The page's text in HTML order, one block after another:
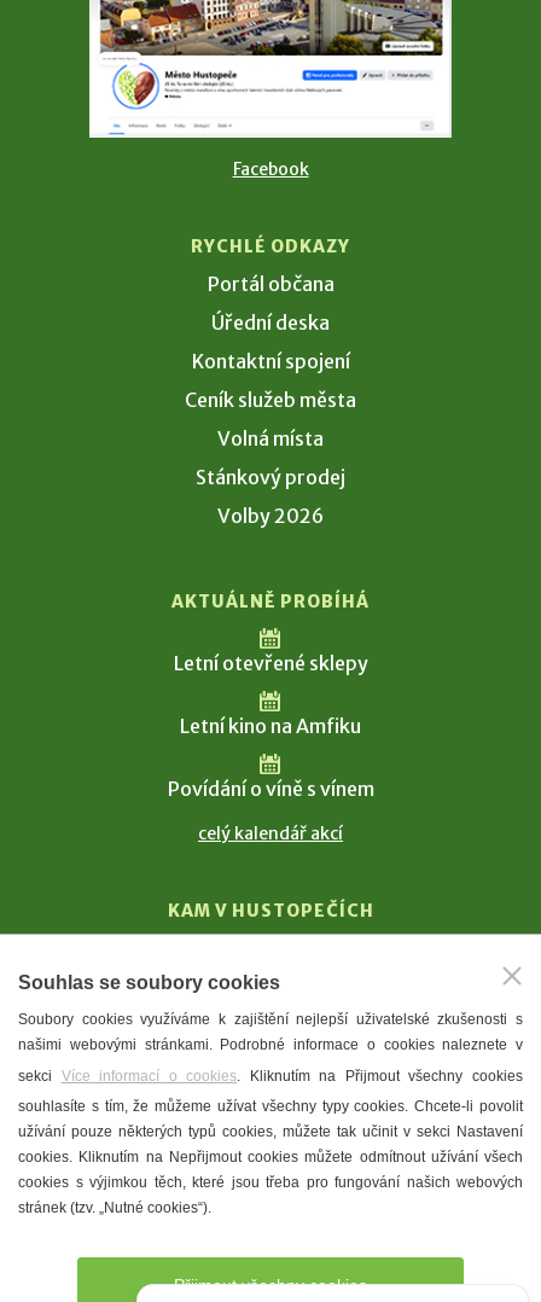
Facebook
RYCHLÉ ODKAZY
Portál občana
Úřední deska
Kontaktní spojení
Ceník služeb města
Volná místa
Stánkový prodej
Volby 2026
AKTUÁLNĚ PROBÍHÁ
Letní otevřené sklepy
Letní kino na Amfiku
Povídání o víně s vínem
celý kalendář akcí
KAM V HUSTOPEČÍCH
T. G. Masaryk
Mandloně
Ubytování
Restaurace
Městské muzeum a galerie
Denní meníčka
Souhlas se soubory cookies
Soubory cookies využíváme k zajištění nejlepší uživatelské zkušenosti s
našimi webovými stránkami. Podrobné informace o cookies naleznete v
sekci Více informací o cookies. Kliknutím na Přijmout všechny cookies
souhlasíte s tím, že můžeme užívat všechny typy cookies. Chcete-li povolit
užívání pouze některých typů cookies, můžete tak učinit v sekci Nastavení
cookies. Kliknutím na Nepřijmout cookies můžete odmítnout užívání všech
cookies s výjimkou těch, které jsou třeba pro fungování našich webových
stránek (tzv. „Nutné cookies“).
Přijmout všechny cookies
Potřebujete poradit?